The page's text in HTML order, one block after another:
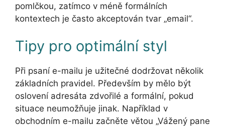
pomlčkou, zatímco v méně formálních
kontextech je často akceptován tvar „email“.
Tipy pro optimální styl
Při psaní e-mailu je užitečné dodržovat několik
základních pravidel. Především by mělo být
oslovení adresáta zdvořilé a formální, pokud
situace neumožňuje jinak. Například v
obchodním e-mailu začněte větou „Vážený pane